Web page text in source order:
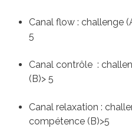
Canal flow : challenge
5
Canal contrôle :
(B)> 5
Canal relaxation :
compétence (B)>5